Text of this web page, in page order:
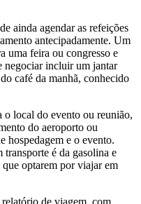
ainda agendar as refeições
antecipadamente. Um
uma feira ou congresso e
negociar incluir um jantar
café da manhã, conhecido
o local do evento ou reunião,
do aeroporto ou
hospedagem e o evento.
é da gasolina e
optarem por viajar em